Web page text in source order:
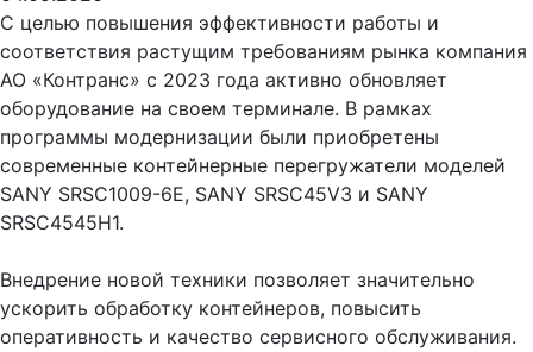
С целью повышения эффективности работы и
соответствия растущим требованиям рынка компания
АО «Контранс» с 2023 года активно обновляет
оборудование на своем терминале. В рамках
программы модернизации были приобретены
современные контейнерные перегружатели моделей
SANY SRSC1009-6E, SANY SRSC45V3 и SANY
SRSC4545H1.
Внедрение новой техники позволяет значительно
ускорить обработку контейнеров, повысить
оперативность и качество сервисного обслуживания.